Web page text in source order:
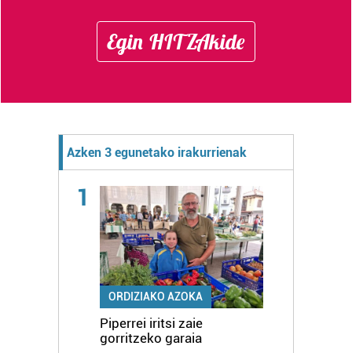
Egin HITZAkide
Azken 3 egunetako irakurrienak
1
ORDIZIAKO AZOKA
Piperrei iritsi zaie
gorritzeko garaia